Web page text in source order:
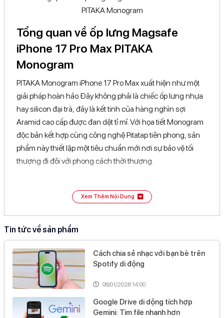
Tổng quan về ốp lưng Magsafe
iPhone 17 Pro Max PITAKA
Monogram
PITAKA Monogram iPhone 17 Pro Max xuất hiện như một
giải pháp hoàn hảo. Đây không phải là chiếc ốp lưng nhựa
hay silicon đại trà, đây là kết tinh của hàng nghìn sợi
Aramid cao cấp được đan dệt tỉ mỉ. Với họa tiết Monogram
độc bản kết hợp cùng công nghệ Pitatap tiên phong, sản
phẩm này thiết lập một tiêu chuẩn mới nơi sự bảo vệ tối
thượng đi đôi với phong cách thời thượng.
cá nhân độc bản
Điểm khác biệt lớn nhất giúp PITAKA Monogram iPhone 17
Pro Max nổi bật chính là ngôn ngữ thiết kế Fusion Weaving.
Đây là kỹ thuật dệt phức hợp độc quyền của Pitaka, cho
phép đan xen các sợi Aramid có màu sắc khác nhau để
tạo nên những họa tiết Monogram tinh tế ngay trên bề mặt
vải dệt. Thay vì in ấn bề mặt dễ phai màu, các họa tiết này
gian và sự sang trọng bền bỉ.
Xem Thêm Nội Dung
Tin tức về sản phẩm
08/01/2026 14:00
Cách chia sẻ nhạc với bạn bè trên
Spotify di động
Google Drive di dộng tích hợp
Gemini: Tìm file nhanh hơn